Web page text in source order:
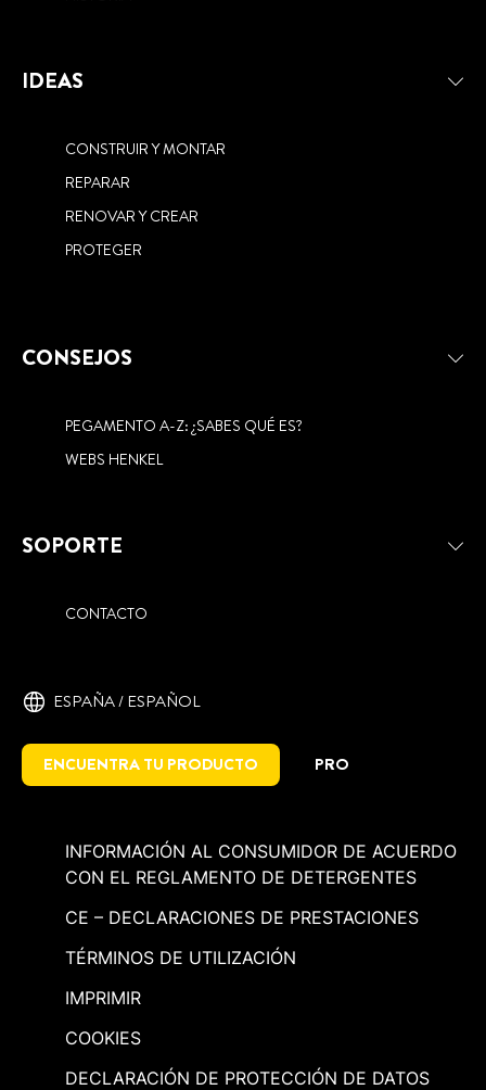
IDEAS
CONSTRUIR Y MONTAR
REPARAR
RENOVAR Y CREAR
PROTEGER
CONSEJOS
PEGAMENTO A-Z: ¿SABES QUÉ ES?
WEBS HENKEL
SOPORTE
CONTACTO
ESPAÑA / ESPAÑOL
ENCUENTRA TU PRODUCTO PRO
INFORMACIÓN AL CONSUMIDOR DE ACUERDO
CON EL REGLAMENTO DE DETERGENTES
CE – DECLARACIONES DE PRESTACIONES
TÉRMINOS DE UTILIZACIÓN
IMPRIMIR
COOKIES
DECLARACIÓN DE PROTECCIÓN DE DATOS